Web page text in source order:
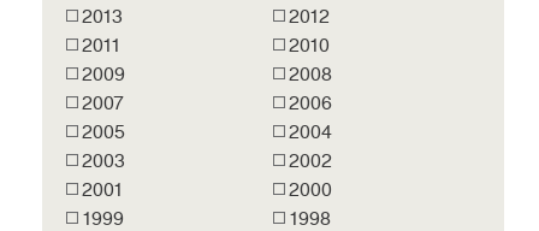
2013
2012
2011
2010
2009
2008
2007
2006
2005
2004
2003
2002
2001
2000
1999
1998